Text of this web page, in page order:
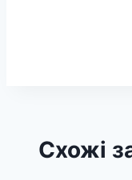
Схожі